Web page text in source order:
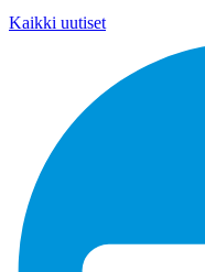
Kaikki uutiset